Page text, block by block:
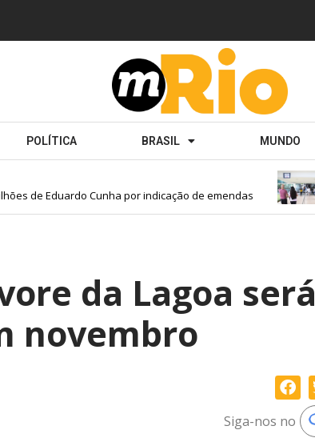
POLÍTICA BRASIL MUNDO
de Eduardo Cunha por indicação de emendas
da Lagoa será
novembro
Siga-nos no